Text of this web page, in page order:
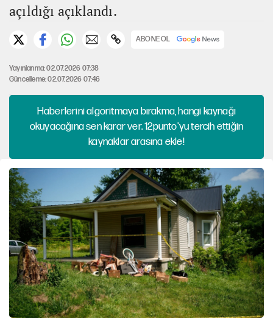
açıldığı açıklandı.
ABONE OL
Yayınlanma: 02.07.2026 07:38
Güncelleme: 02.07.2026 07:46
Haberlerini algoritmaya bırakma, hangi kaynağı
okuyacağına sen karar ver. 12punto'yu tercih ettiğin
kaynaklar arasına ekle!